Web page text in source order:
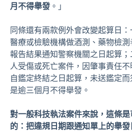
月不得舉發 。」
同條還有兩款例外會改變起算日
醫療或檢驗機構做酒測、藥物檢
報告結果通知警察機關之日起算
人受傷或死亡案件，因肇事責任不
自鑑定終結之日起算，未送鑑定而
是逾三個月不得舉發。
對一般科技執法案件來說，這條
的：把違規日期跟通知單上的舉